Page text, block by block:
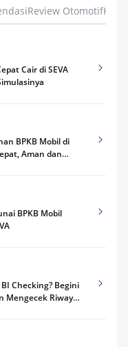
Review Otomotif
Cair di SEVA
BPKB Mobil di
Aman dan
BPKB Mobil
Checking? Begini
Mengecek Riwayat